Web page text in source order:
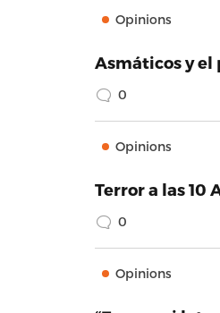
Opinions
Asmáticos y el
0
Opinions
Terror a las 10
0
Opinions